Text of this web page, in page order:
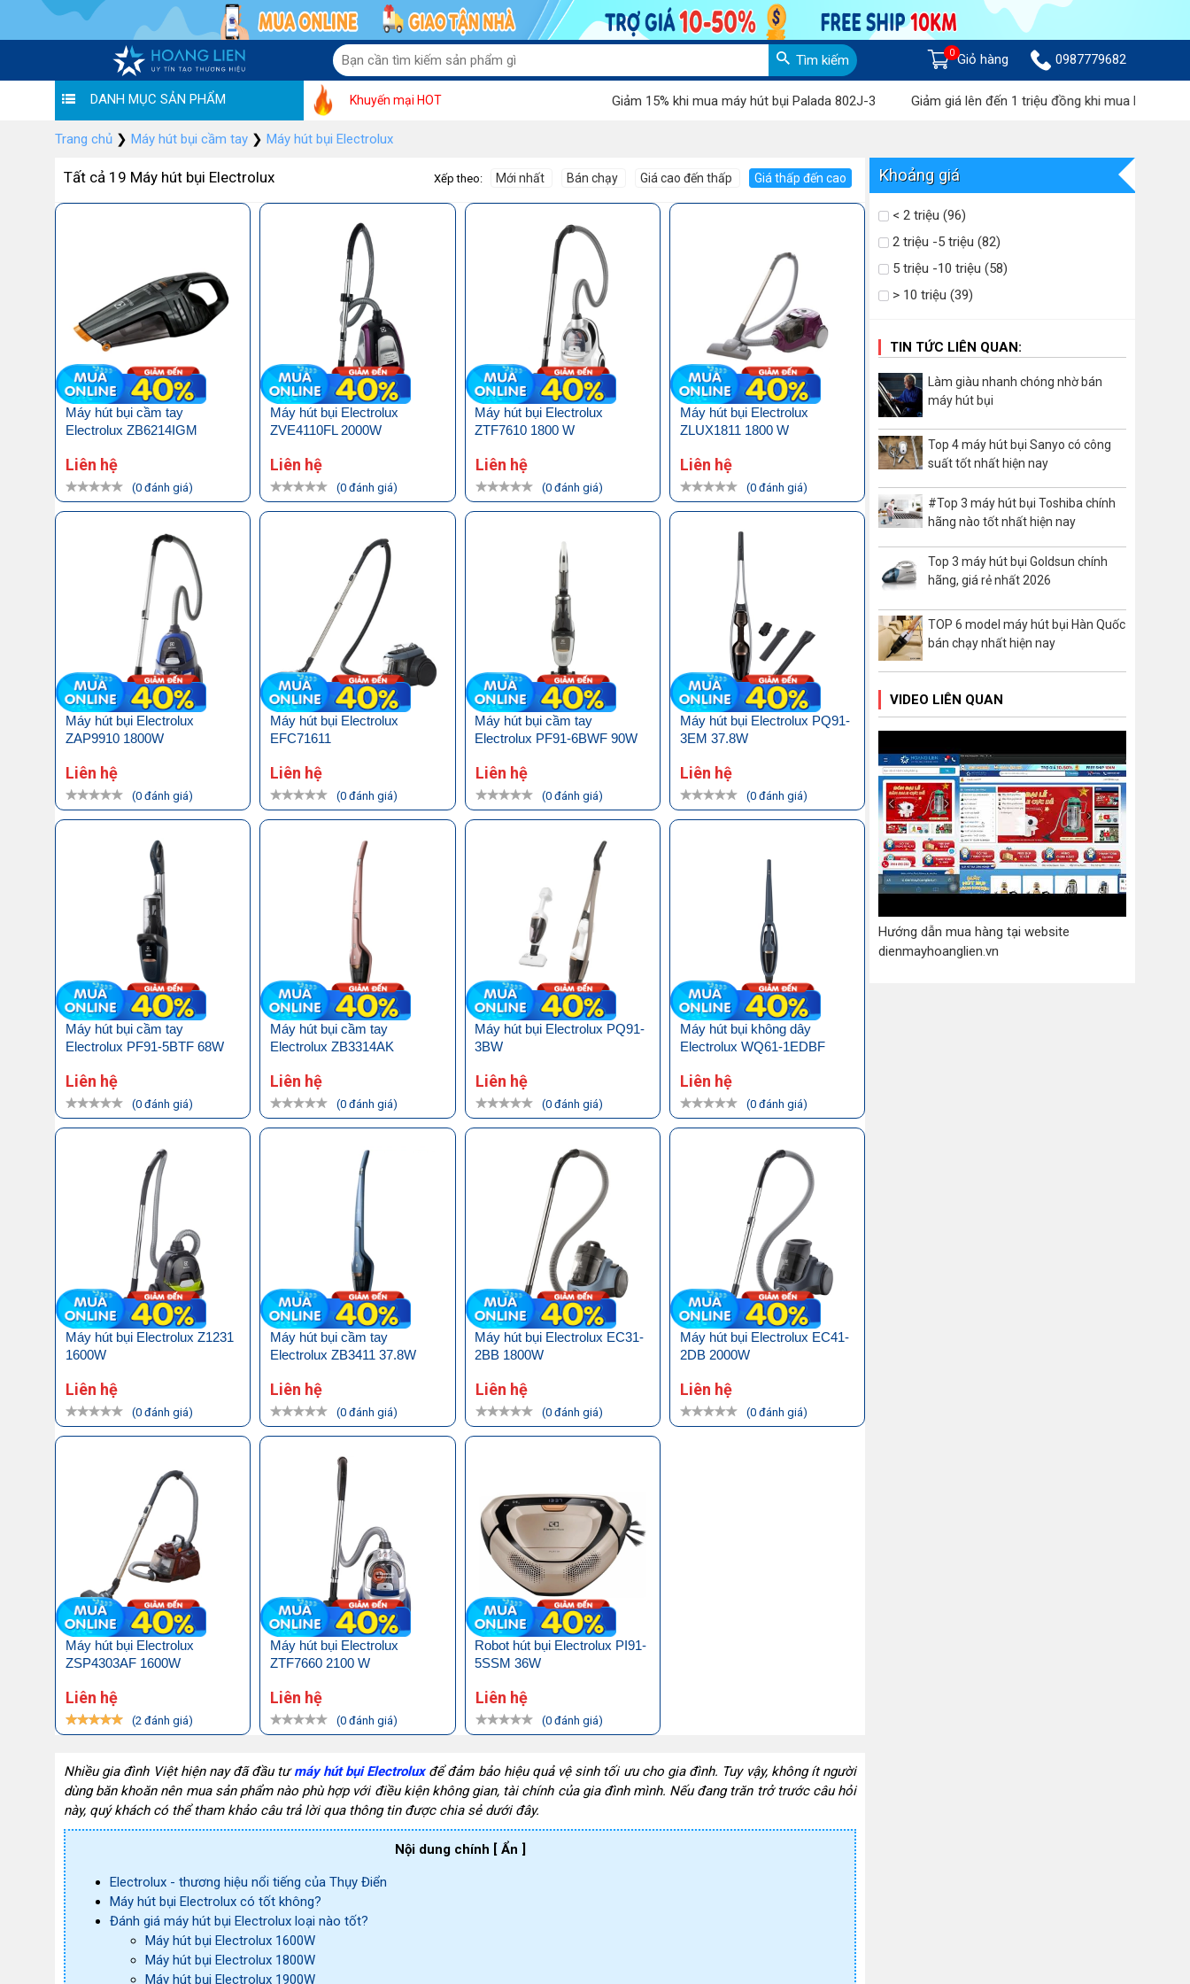
Tìm kiếm 0 Giỏ hàng 0987779682
DANH MỤC SẢN PHẨM Khuyến mại HOT Giảm 15% khi mua máy hút bụi Palada 802J-3 Giảm giá lên đến 1 triệu đồng khi mua Máy chà sàn liên
Trang chủ ❯ Máy hút bụi cầm tay ❯ Máy hút bụi Electrolux
Tất cả 19 Máy hút bụi Electrolux Xếp theo: Mới nhất Bán chạy Giá cao đến thấp Giá thấp đến cao
Máy hút bụi cầm tay
Electrolux ZB6214IGM
Liên hệ
(0 đánh giá)
Máy hút bụi Electrolux
ZVE4110FL 2000W
Liên hệ
(0 đánh giá)
Máy hút bụi Electrolux
ZTF7610 1800 W
Liên hệ
(0 đánh giá)
Máy hút bụi Electrolux
ZLUX1811 1800 W
Liên hệ
(0 đánh giá)
Máy hút bụi Electrolux
ZAP9910 1800W
Liên hệ
(0 đánh giá)
Máy hút bụi Electrolux
EFC71611
Liên hệ
(0 đánh giá)
Máy hút bụi cầm tay
Electrolux PF91-6BWF 90W
Liên hệ
(0 đánh giá)
Máy hút bụi Electrolux PQ91-
3EM 37.8W
Liên hệ
(0 đánh giá)
Máy hút bụi cầm tay
Electrolux PF91-5BTF 68W
Liên hệ
(0 đánh giá)
Máy hút bụi cầm tay
Electrolux ZB3314AK
Liên hệ
(0 đánh giá)
Máy hút bụi Electrolux PQ91-
3BW
Liên hệ
(0 đánh giá)
Máy hút bụi không dây
Electrolux WQ61-1EDBF
Liên hệ
(0 đánh giá)
Máy hút bụi Electrolux Z1231
1600W
Liên hệ
(0 đánh giá)
Máy hút bụi cầm tay
Electrolux ZB3411 37.8W
Liên hệ
(0 đánh giá)
Máy hút bụi Electrolux EC31-
2BB 1800W
Liên hệ
(0 đánh giá)
Máy hút bụi Electrolux EC41-
2DB 2000W
Liên hệ
(0 đánh giá)
Máy hút bụi Electrolux
ZSP4303AF 1600W
Liên hệ
(2 đánh giá)
Máy hút bụi Electrolux
ZTF7660 2100 W
Liên hệ
(0 đánh giá)
Robot hút bụi Electrolux PI91-
5SSM 36W
Liên hệ
(0 đánh giá)
Nhiều gia đình Việt hiện nay đã đầu tư máy hút bụi Electrolux để đảm bảo hiệu quả vệ sinh tối ưu cho gia đình. Tuy vậy, không ít người
dùng băn khoăn nên mua sản phẩm nào phù hợp với điều kiện không gian, tài chính của gia đình mình. Nếu đang trăn trở trước câu hỏi
này, quý khách có thể tham khảo câu trả lời qua thông tin được chia sẻ dưới đây.
Nội dung chính [ Ẩn ]
Electrolux - thương hiệu nổi tiếng của Thụy Điển
Máy hút bụi Electrolux có tốt không?
Đánh giá máy hút bụi Electrolux loại nào tốt?
Máy hút bụi Electrolux 1600W
Máy hút bụi Electrolux 1800W
Máy hút bụi Electrolux 1900W
Khoảng giá
< 2 triệu (96)
2 triệu -5 triệu (82)
5 triệu -10 triệu (58)
> 10 triệu (39)
TIN TỨC LIÊN QUAN:
Làm giàu nhanh chóng nhờ bán
máy hút bụi
Top 4 máy hút bụi Sanyo có công
suất tốt nhất hiện nay
#Top 3 máy hút bụi Toshiba chính
hãng nào tốt nhất hiện nay
Top 3 máy hút bụi Goldsun chính
hãng, giá rẻ nhất 2026
TOP 6 model máy hút bụi Hàn Quốc
bán chạy nhất hiện nay
VIDEO LIÊN QUAN
Hướng dẫn mua hàng tại website
dienmayhoanglien.vn